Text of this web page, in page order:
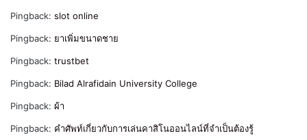
Pingback: slot online
Pingback: ยาเพิ่มขนาดชาย
Pingback: trustbet
Pingback: Bilad Alrafidain University College
Pingback: ผ้า
Pingback: คำศัพท์เกี่ยวกับการเล่นคาสิโนออนไลน์ที่จำเป็นต้องรู้